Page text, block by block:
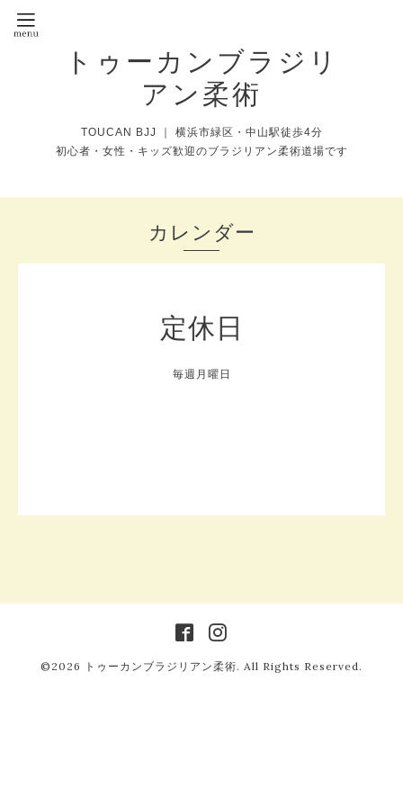
トゥーカンブラジリ
アン柔術
TOUCAN BJJ ｜ 横浜市緑区・中山駅徒歩4分
初心者・女性・キッズ歓迎のブラジリアン柔術道場です
カレンダー
定休日
毎週月曜日
©2026 トゥーカンブラジリアン柔術. All Rights Reserved.